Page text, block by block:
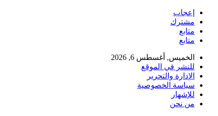
إعجاب
مشترك
متابع
متابع
الخميس, أغسطس 6, 2026
للنشر في الموقع
الإدارة والتحرير
سياسة الخصوصية
للإشهار
من نحن